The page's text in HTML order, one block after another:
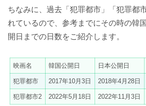
ちなみに、過去「犯罪都市」「犯罪都
れているので、参考までにその時の韓
開日までの日数をご紹介します。
映画名 韓国公開日 日本公開日
犯罪都市 2017年10月3日 2018年4月28日
犯罪都市2 2022年5月18日 2022年11月3日